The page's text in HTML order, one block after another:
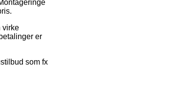
virke
er
som fx